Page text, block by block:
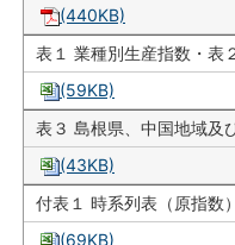
(440KB)
表１ 業種別生産指数・表
(59KB)
表３ 島根県、中国地域及
(43KB)
付表１ 時系列表（原指数
(69KB)